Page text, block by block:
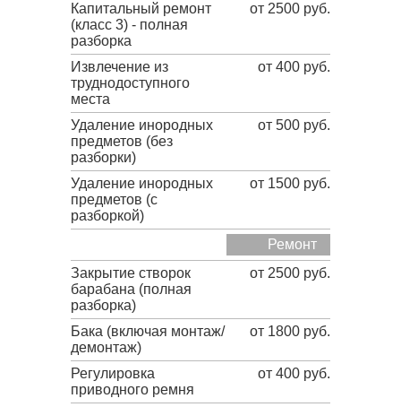
Капитальный ремонт
(класс 3) - полная
разборка
от 2500 руб.
Извлечение из
труднодоступного
места
от 400 руб.
Удаление инородных
предметов (без
разборки)
от 500 руб.
Удаление инородных
предметов (с
разборкой)
от 1500 руб.
Ремонт
Закрытие створок
барабана (полная
разборка)
от 2500 руб.
Бака (включая монтаж/
демонтаж)
от 1800 руб.
Регулировка
приводного ремня
от 400 руб.